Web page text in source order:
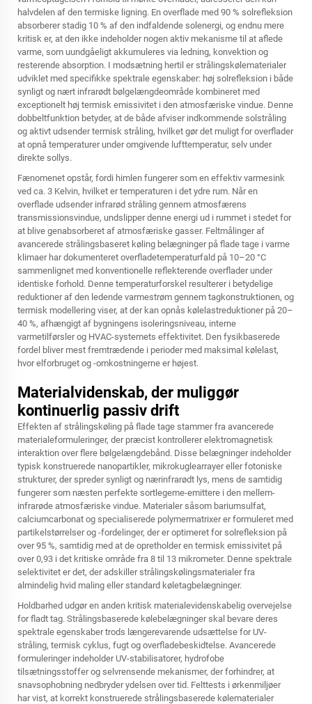
halvdelen af den termiske ligning. En overflade med 90 % solrefleksion
absorberer stadig 10 % af den indfaldende solenergi, og endnu mere
kritisk er, at den ikke indeholder nogen aktiv mekanisme til at aflede
varme, som uundgåeligt akkumuleres via ledning, konvektion og
resterende absorption. I modsætning hertil er strålingskølematerialer
udviklet med specifikke spektrale egenskaber: høj solrefleksion i både
synligt og nært infrarødt bølgelængdeområde kombineret med
exceptionelt høj termisk emissivitet i den atmosfæriske vindue. Denne
dobbeltfunktion betyder, at de både afviser indkommende solstråling
og aktivt udsender termisk stråling, hvilket gør det muligt for overflader
at opnå temperaturer under omgivende lufttemperatur, selv under
direkte sollys.
Fænomenet opstår, fordi himlen fungerer som en effektiv varmesink
ved ca. 3 Kelvin, hvilket er temperaturen i det ydre rum. Når en
overflade udsender infrarød stråling gennem atmosfærens
transmissionsvindue, undslipper denne energi ud i rummet i stedet for
at blive genabsorberet af atmosfæriske gasser. Feltmålinger af
avancerede strålingsbaseret køling belægninger på flade tage i varme
klimaer har dokumenteret overfladetemperaturfald på 10–20 °C
sammenlignet med konventionelle reflekterende overflader under
identiske forhold. Denne temperaturforskel resulterer i betydelige
reduktioner af den ledende varmestrøm gennem tagkonstruktionen, og
termisk modellering viser, at der kan opnås kølelastreduktioner på 20–
40 %, afhængigt af bygningens isoleringsniveau, interne
varmetilførsler og HVAC-systemets effektivitet. Den fysikbaserede
fordel bliver mest fremtrædende i perioder med maksimal kølelast,
hvor elforbruget og -omkostningerne er højest.
Materialvidenskab, der muliggør
kontinuerlig passiv drift
Effekten af strålingskøling på flade tage stammer fra avancerede
materialeformuleringer, der præcist kontrollerer elektromagnetisk
interaktion over flere bølgelængdebånd. Disse belægninger indeholder
typisk konstruerede nanopartikler, mikrokuglearrayer eller fotoniske
strukturer, der spreder synligt og nærinfrarødt lys, mens de samtidig
fungerer som næsten perfekte sortlegeme-emittere i den mellem-
infrarøde atmosfæriske vindue. Materialer såsom bariumsulfat,
calciumcarbonat og specialiserede polymermatrixer er formuleret med
partikelstørrelser og -fordelinger, der er optimeret for solrefleksion på
over 95 %, samtidig med at de opretholder en termisk emissivitet på
over 0,93 i det kritiske område fra 8 til 13 mikrometer. Denne spektrale
selektivitet er det, der adskiller strålingskølingsmaterialer fra
almindelig hvid maling eller standard køletagbelægninger.
Holdbarhed udgør en anden kritisk materialevidenskabelig overvejelse
for fladt tag. Strålingsbaserede kølebelægninger skal bevare deres
spektrale egenskaber trods længerevarende udsættelse for UV-
stråling, termisk cyklus, fugt og overfladebeskidtelse. Avancerede
formuleringer indeholder UV-stabilisatorer, hydrofobe
tilsætningsstoffer og selvrensende mekanismer, der forhindrer, at
snavsophobning nedbryder ydelsen over tid. Felttests i ørkenmiljøer
har vist, at korrekt konstruerede strålingsbaserede kølematerialer